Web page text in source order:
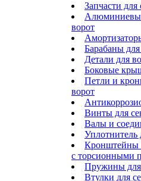
Запчасти
ворот
Барабаны
Детали для
Боковые
Петли и
ворот
Винты для
Валы и
Уплотнитель
Кронштейны
с торсионными
Пружины для
Втулки для